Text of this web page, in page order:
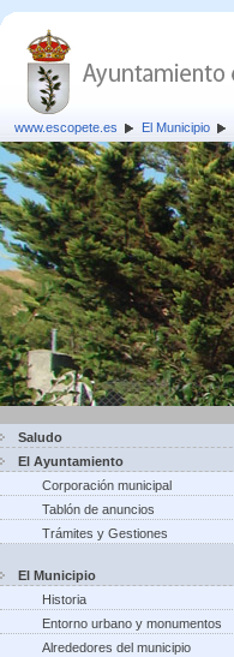
www.escopete.es El Municipio
Saludo
El Ayuntamiento
Corporación municipal
Tablón de anuncios
Trámites y Gestiones
El Municipio
Historia
Entorno urbano y monumentos
Alrededores del municipio